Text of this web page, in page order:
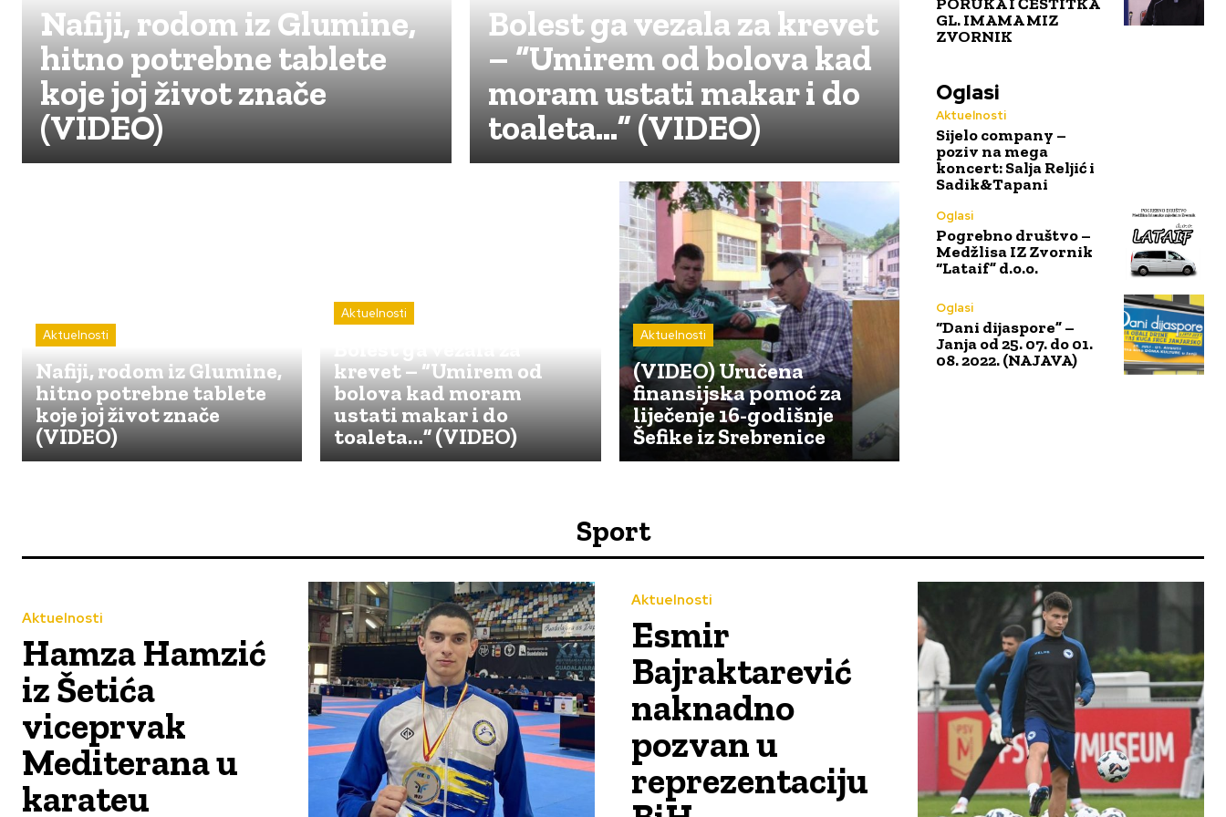
Nafiji, rodom iz Glumine,
hitno potrebne tablete
koje joj život znače
(VIDEO)
Bolest ga vezala za krevet
– “Umirem od bolova kad
moram ustati makar i do
toaleta…” (VIDEO)
Aktuelnosti
Nafiji, rodom iz Glumine,
hitno potrebne tablete
koje joj život znače
(VIDEO)
Aktuelnosti
krevet – “Umirem od
bolova kad moram
ustati makar i do
toaleta…” (VIDEO)
Aktuelnosti
(VIDEO) Uručena
finansijska pomoć za
liječenje 16-godišnje
Šefike iz Srebrenice
GL. IMAMA MIZ
ZVORNIK
Oglasi
Aktuelnosti
Sijelo company –
poziv na mega
koncert: Salja Reljić i
Sadik&Tapani
Oglasi
Pogrebno društvo –
Medžlisa IZ Zvornik
“Lataif” d.o.o.
Oglasi
“Dani dijaspore” –
Janja od 25. 07. do 01.
08. 2022. (NAJAVA)
Sport
Aktuelnosti
Hamza Hamzić
iz Šetića
viceprvak
Mediterana u
karateu
Aktuelnosti
Esmir
Bajraktarević
naknadno
pozvan u
reprezentaciju